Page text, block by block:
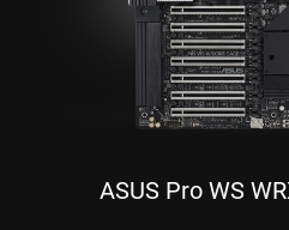
ASUS Pro WS